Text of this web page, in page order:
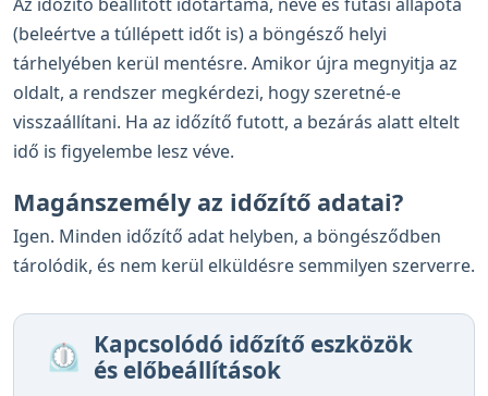
(beleértve a túllépett időt is) a böngésző helyi
tárhelyében kerül mentésre. Amikor újra megnyitja az
oldalt, a rendszer megkérdezi, hogy szeretné-e
visszaállítani. Ha az időzítő futott, a bezárás alatt eltelt
idő is figyelembe lesz véve.
Magánszemély az időzítő adatai?
Igen. Minden időzítő adat helyben, a böngésződben
tárolódik, és nem kerül elküldésre semmilyen szerverre.
⏲️ Kapcsolódó időzítő eszközök
és előbeállítások